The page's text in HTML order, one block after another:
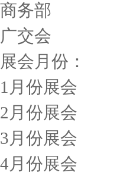
商务部
广交会
展会月份：
1月份展会
2月份展会
3月份展会
4月份展会